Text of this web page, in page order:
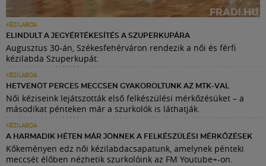
KÉZILABDA
ELINDULT A JEGYÉRTÉKESÍTÉS A SZUPERKUPÁRA
Augusztus 30-án, Székesfehérváron rendezik a női és férfi
kézilabda Szuperkupát.
KÉZILABDA
HETVENÖT PERCES MECCSEN GYAKOROLTUNK AZ MTK-VAL
Női kéziseink lejátszották első felkészülési mérkőzésüket – a
másodikat pénteken már a szurkolók is láthatják.
KÉZILABDA
A HARMADIK HÉTEN MÁR JÖNNEK A FELKÉSZÜLÉSI MÉRKŐZÉSEK
Kőkeményen edz női kézilabdacsapatunk, amelynek pénteki
meccsét élőben nézhetik szurkolóink az FM Youtube+-on.